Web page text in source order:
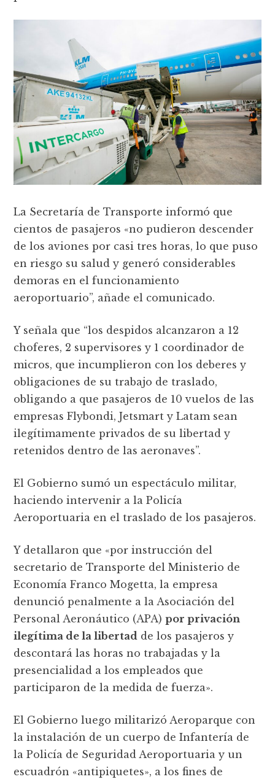
La Secretaría de Transporte informó que
cientos de pasajeros «no pudieron descender
de los aviones por casi tres horas, lo que puso
en riesgo su salud y generó considerables
demoras en el funcionamiento
aeroportuario”, añade el comunicado.
Y señala que “los despidos alcanzaron a 12
choferes, 2 supervisores y 1 coordinador de
micros, que incumplieron con los deberes y
obligaciones de su trabajo de traslado,
obligando a que pasajeros de 10 vuelos de las
empresas Flybondi, Jetsmart y Latam sean
ilegítimamente privados de su libertad y
retenidos dentro de las aeronaves”.
El Gobierno sumó un espectáculo militar,
haciendo intervenir a la Policía
Aeroportuaria en el traslado de los pasajeros.
Y detallaron que «por instrucción del
secretario de Transporte del Ministerio de
Economía Franco Mogetta, la empresa
denunció penalmente a la Asociación del
Personal Aeronáutico (APA)por privación
ilegítima de la libertad de los pasajeros y
descontará las horas no trabajadas y la
presencialidad a los empleados que
participaron de la medida de fuerza».
El Gobierno luego militarizó Aeroparque con
la instalación de un cuerpo de Infantería de
la Policía de Seguridad Aeroportuaria y un
escuadrón «antipiquetes», a los fines de